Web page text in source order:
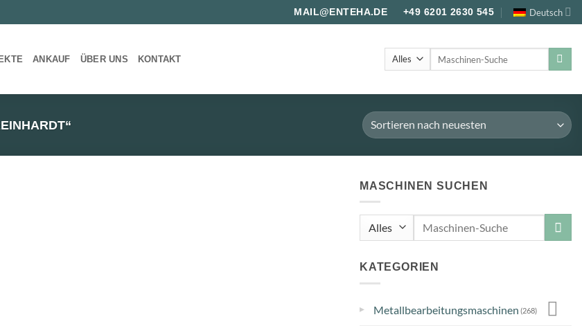
MAIL@ENTEHA.DE +49 6201 2630 545 Deutsch
ANKAUF ÜBER UNS KONTAKT
MASCHINEN SUCHEN
KATEGORIEN
▸ Metallbearbeitungsmaschinen (268)